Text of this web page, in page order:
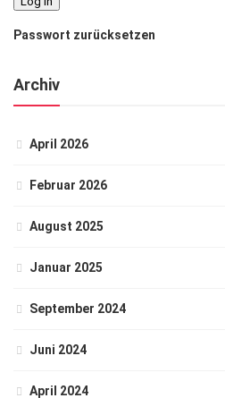
Passwort zurücksetzen
Archiv
April 2026
Februar 2026
August 2025
Januar 2025
September 2024
Juni 2024
April 2024